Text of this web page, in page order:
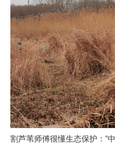
割芦苇师傅很懂生态保护：“